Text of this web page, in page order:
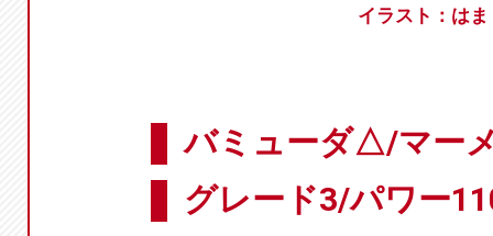
イラスト：はま
バミューダ△/マー
グレード3/パワー